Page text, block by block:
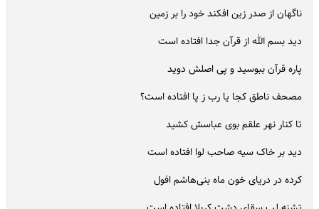
ناگهان از صدر زین افکند خود را بر زمین
دید بسم الله از قرآن جدا افتاده است
پاره قرآن ببوسید و پی اصلش دوید
مصحف ناطق کجا یا رب ز پا افتاده است؟
تا کنار نهر علقم بوی عباسش کشید
دید بر خاک سیه صاحب لوا افتاده است
کرده در دریای خون ماه بنی‌هاشم افول